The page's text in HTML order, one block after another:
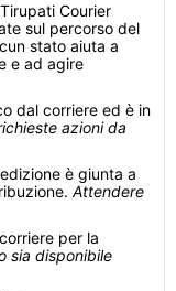
Courier
sul percorso del
stato aiuta a
e ad agire
dal corriere ed è in
azioni da
è giunta a
Attendere
per la
sia disponibile